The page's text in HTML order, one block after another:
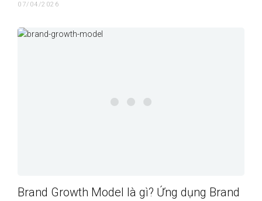
07/04/2026
Brand Growth Model là gì? Ứng dụng Brand